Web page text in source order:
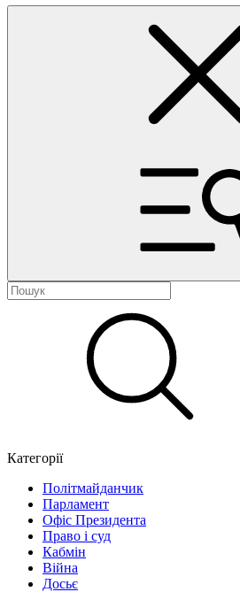
Категорії
Політмайданчик
Парламент
Офіс Президента
Право і суд
Кабмін
Війна
Досьє